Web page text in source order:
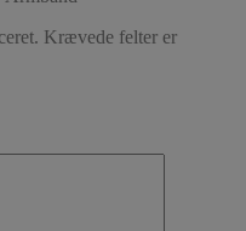
Krævede felter er